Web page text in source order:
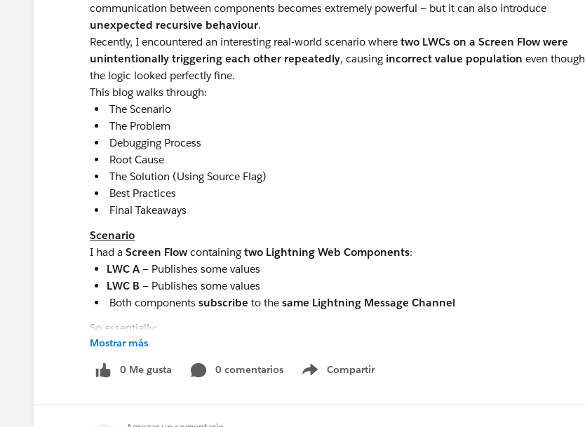
communication between components becomes extremely powerful — but it can also introduce
unexpected recursive behaviour.
Recently, I encountered an interesting real-world scenario where two LWCs on a Screen Flow were
unintentionally triggering each other repeatedly, causing incorrect value population even though
the logic looked perfectly fine.
This blog walks through:
The Scenario
The Problem
Debugging Process
Root Cause
The Solution (Using Source Flag)
Best Practices
Final Takeaways
Scenario
I had a Screen Flow containing two Lightning Web Components:
LWC A — Publishes some values
LWC B — Publishes some values
Both components subscribe to the same Lightning Message Channel
So essentially:
LWC A publishes → LWC B receives
LWC B publishes → LWC A receives
However, as the use case evolved,values started getting populated incorrectly
Mostrar más
0 Me gusta 0 comentarios Compartir
Show menu